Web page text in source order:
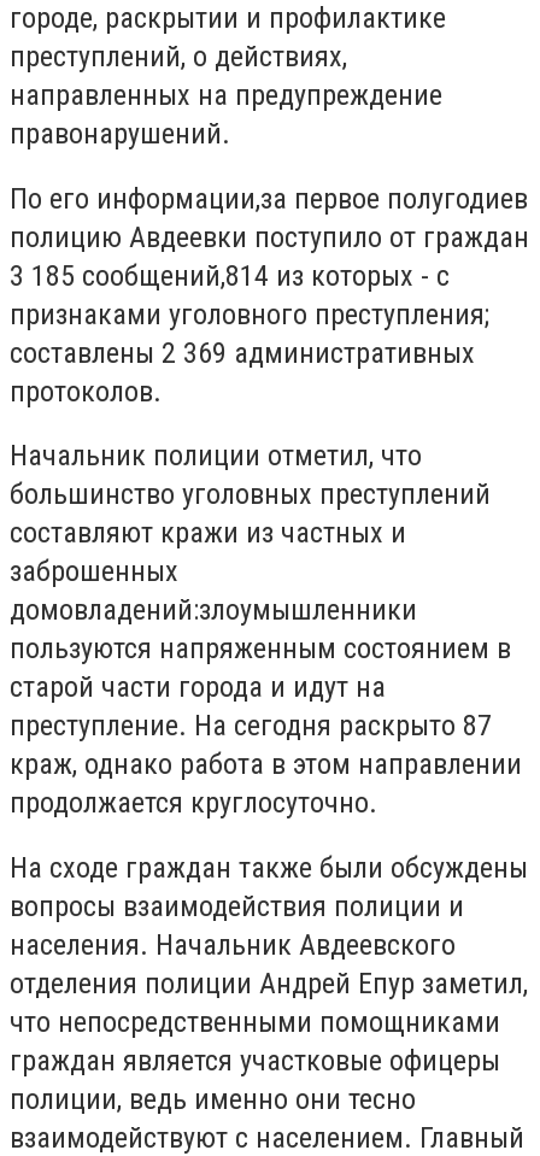
городе, раскрытии и профилактике
преступлений, о действиях,
направленных на предупреждение
правонарушений.
По его информации,за первое полугодиев
полицию Авдеевки поступило от граждан
3 185 сообщений,814 из которых - с
признаками уголовного преступления;
составлены 2 369 административных
протоколов.
Начальник полиции отметил, что
большинство уголовных преступлений
составляют кражи из частных и
заброшенных
домовладений:злоумышленники
пользуются напряженным состоянием в
старой части города и идут на
преступление. На сегодня раскрыто 87
краж, однако работа в этом направлении
продолжается круглосуточно.
На сходе граждан также были обсуждены
вопросы взаимодействия полиции и
населения. Начальник Авдеевского
отделения полиции Андрей Епур заметил,
что непосредственными помощниками
граждан является участковые офицеры
полиции, ведь именно они тесно
взаимодействуют с населением. Главный